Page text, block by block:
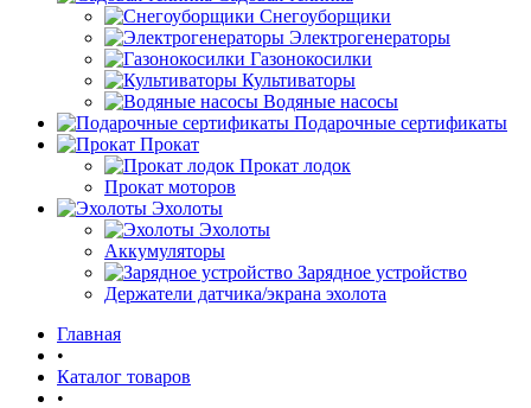
Снегоуборщики
Электрогенераторы
Газонокосилки
Культиваторы
Водяные насосы
Подарочные сертификаты
Прокат
Прокат лодок
Прокат моторов
Эхолоты
Эхолоты
Аккумуляторы
Зарядное устройство
Держатели датчика/экрана эхолота
Главная
•
Каталог товаров
•